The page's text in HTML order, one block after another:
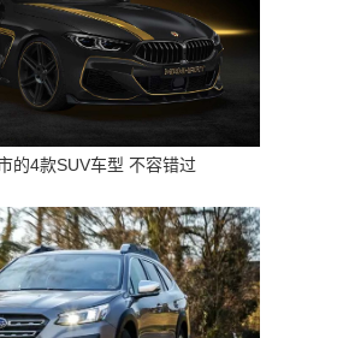
的4款SUV车型 不容错过